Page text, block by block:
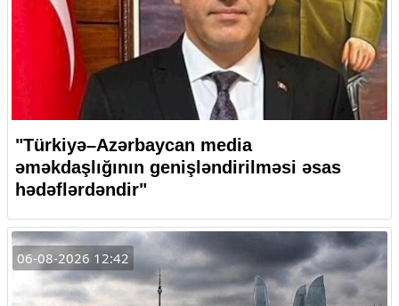
"Türkiyə–Azərbaycan media
əməkdaşlığının genişləndirilməsi əsas
hədəflərdəndir"
06-08-2026 12:42